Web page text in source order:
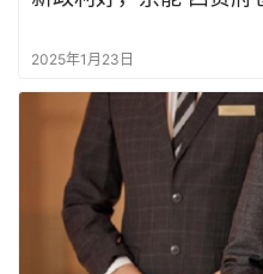
2025年1月23日